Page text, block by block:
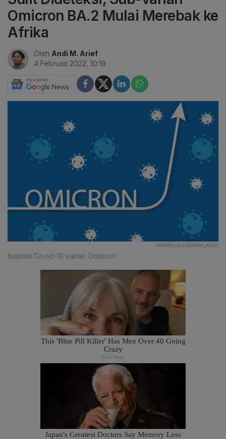
Omicron BA.2 Mulai Merebak ke
Afrika
Oleh Andi M. Arief
4 Februari 2022, 10:19
PIXABAY/ALEXANDRA_KOCH
Ilustrasi Covid-19 varian Omicron